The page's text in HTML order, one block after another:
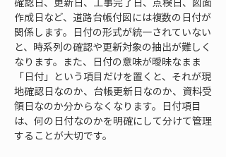
作成日など、道路台帳付図には複数の日付が
関係します。日付の形式が統一されていない
と、時系列の確認や更新対象の抽出が難しく
なります。また、日付の意味が曖昧なまま
「日付」という項目だけを置くと、それが現
地確認日なのか、台帳更新日なのか、資料受
領日なのか分からなくなります。日付項目
は、何の日付なのかを明確にして分けて管理
することが大切です。